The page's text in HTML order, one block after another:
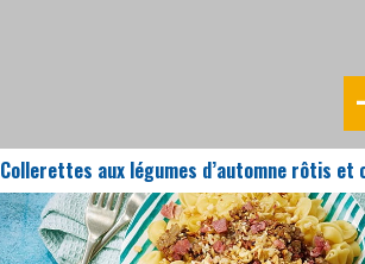
Collerettes aux légumes d’automne rôtis et